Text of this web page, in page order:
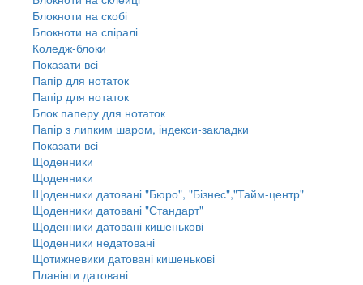
Блокноти на скобі
Блокноти на спіралі
Коледж-блоки
Показати всі
Папір для нотаток
Папір для нотаток
Блок паперу для нотаток
Папір з липким шаром, індекси-закладки
Показати всі
Щоденники
Щоденники
Щоденники датовані "Бюро", "Бізнес","Тайм-центр"
Щоденники датовані "Стандарт"
Щоденники датовані кишенькові
Щоденники недатовані
Щотижневики датовані кишенькові
Планінги датовані